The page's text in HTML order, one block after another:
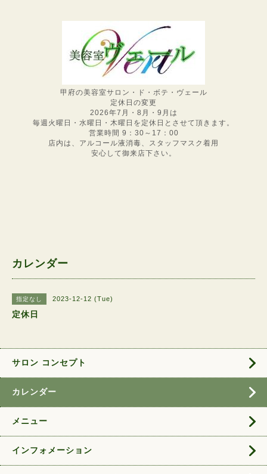
甲府の美容室サロン・ド・ボテ・ヴェール
定休日の変更
2026年7月・8月・9月は
毎週火曜日・水曜日・木曜日を定休日とさせて頂きます。
営業時間 9：30～17：00
店内は、アルコール液消毒、スタッフマスク着用
安心して御来店下さい。
カレンダー
指定なし 2023-12-12 (Tue)
定休日
サロン コンセプト
カレンダー
メニュー
インフォメーション